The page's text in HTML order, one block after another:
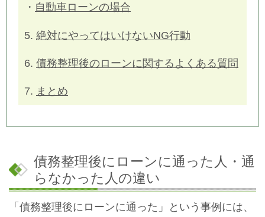
・ 自動車ローンの場合
5. 絶対にやってはいけないNG行動
6. 債務整理後のローンに関するよくある質問
7. まとめ
債務整理後にローンに通った人・通
らなかった人の違い
「債務整理後にローンに通った」という事例には、